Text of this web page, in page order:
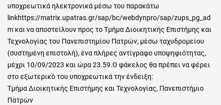
υποχρεωτικά ηλεκτρονικά μέσω του παρακάτω
linkhttps://matrix.upatras.gr/sap/bc/webdynpro/sap/zups_pg_ad
m και να αποστείλουν προς το Τμήμα Διοικητικής Επιστήμης και
Τεχνολογίας του Πανεπιστημίου Πατρών, μέσω ταχυδρομείου
(συστημένη επιστολή), ένα πλήρες αντίγραφο υποψηφιότητας,
μέχρι 10/09/2023 και ώρα 23.59.O φάκελος θα πρέπει να φέρει
στο εξωτερικό του υποχρεωτικά την ένδειξη:
Τμήμα Διοικητικής Επιστήμης και Τεχνολογίας, Πανεπιστήμιο
Πατρών